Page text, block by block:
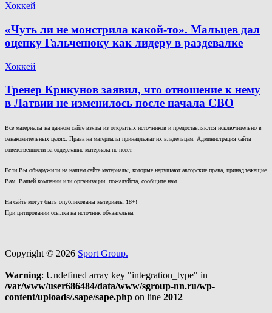
Хоккей
«Чуть ли не монстрила какой-то». Мальцев дал
оценку Гальченюку как лидеру в раздевалке
Хоккей
Тренер Крикунов заявил, что отношение к нему
в Латвии не изменилось после начала СВО
Все материалы на данном сайте взяты из открытых источников и предоставляются исключительно в
ознакомительных целях. Права на материалы принадлежат их владельцам. Администрация сайта
ответственности за содержание материала не несет.
Если Вы обнаружили на нашем сайте материалы, которые нарушают авторские права, принадлежащие
Вам, Вашей компании или организации, пожалуйста, сообщите нам.
На сайте могут быть опубликованы материалы 18+!
При цитировании ссылка на источник обязательна.
Copyright © 2026 Sport Group.
Warning: Undefined array key "integration_type" in
/var/www/user686484/data/www/sgroup-nn.ru/wp-
content/uploads/.sape/sape.php on line 2012